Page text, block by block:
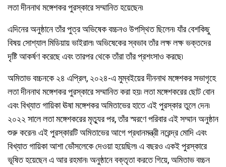
লতা দীননাথ মঙ্গেশকর পুরস্কারে সম্মানিত হয়েছেন৷
এদিনের অনুষ্ঠানে তাঁর পুত্র অভিষেক বচ্চনও উপস্থিত ছিলেন৷ যাঁর বেশকিছু
বিষয় সোশ্যাল মিডিয়ায় ভাইরাল৷ অভিষেকের স্বভাব তাঁর লক্ষ লক্ষ ভক্তদের
দৃষ্টি আকর্ষণ করেছে এবং তারপর থেকে তাঁরা তাঁর প্রশংসাও করছে৷
অমিতাভ বচ্চনকে ২৪ এপ্রিল, ২০২৪-এ মুম্বইয়ের দীননাথ মঙ্গেশকর সভাগৃহে
লতা দীননাথ মঙ্গেশকর পুরস্কারে সম্মানিত করা হয়৷ লতা মঙ্গেশকরের ছোট বোন
এবং বিখ্যাত গায়িকা ঊষা মঙ্গেশকর অমিতাভের হাতে এই পুরস্কার তুলে দেন৷
২০২২ সালে লতা মঙ্গেশকরের মৃতু্যর পর, তাঁর স্মরণে পরিবার এই সম্মান অনুষ্ঠান
শুরু করেন৷ এই পুরস্কারটি অমিতাভের আগে প্রধানমন্ত্রী নরেন্দ্র মোদি এবং
বিখ্যাত গায়িকা আশা ভোঁসলেকে দেওয়া হয়েছিল৷ এ বছরও একই পুরস্কারে
ভূষিত হয়েছেন এ আর রহমান৷ অনুষ্ঠানে বক্তৃতা করতে গিয়ে, অমিতাভ বচ্চন